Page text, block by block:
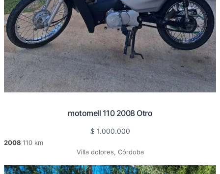
motomell 110 2008 Otro
$ 1.000.000
2008 110 km
Villa dolores, Córdoba